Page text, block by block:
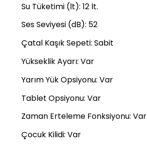
Su Tüketimi (lt):12 lt.
Ses Seviyesi (dB): 52
Çatal Kaşık Sepeti:Sabit
Yükseklik Ayarı:Var
Yarım Yük Opsiyonu:Var
Tablet Opsiyonu:Var
Zaman Erteleme Fonksiyonu:Var
Çocuk Kilidi:Var